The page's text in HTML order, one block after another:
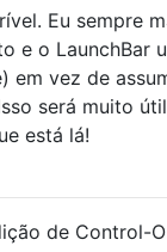
Eu sempre
e o LaunchBar
em vez de
será muito útil
está lá!
de Control-